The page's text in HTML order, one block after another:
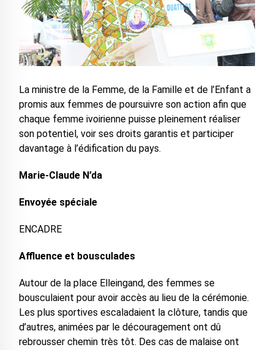
La ministre de la Femme, de la Famille et de l’Enfant a
promis aux femmes de poursuivre son action afin que
chaque femme ivoirienne puisse pleinement réaliser
son potentiel, voir ses droits garantis et participer
davantage à l’édification du pays.
Marie-Claude N’da
Envoyée spéciale
ENCADRE
Affluence et bousculades
Autour de la place Elleingand, des femmes se
bousculaient pour avoir accès au lieu de la cérémonie.
Les plus sportives escaladaient la clôture, tandis que
d’autres, animées par le découragement ont dû
rebrousser chemin très tôt. Des cas de malaise ont